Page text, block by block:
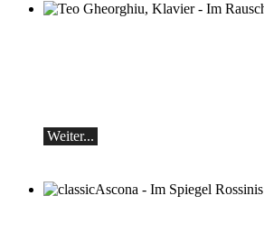
Weiter...